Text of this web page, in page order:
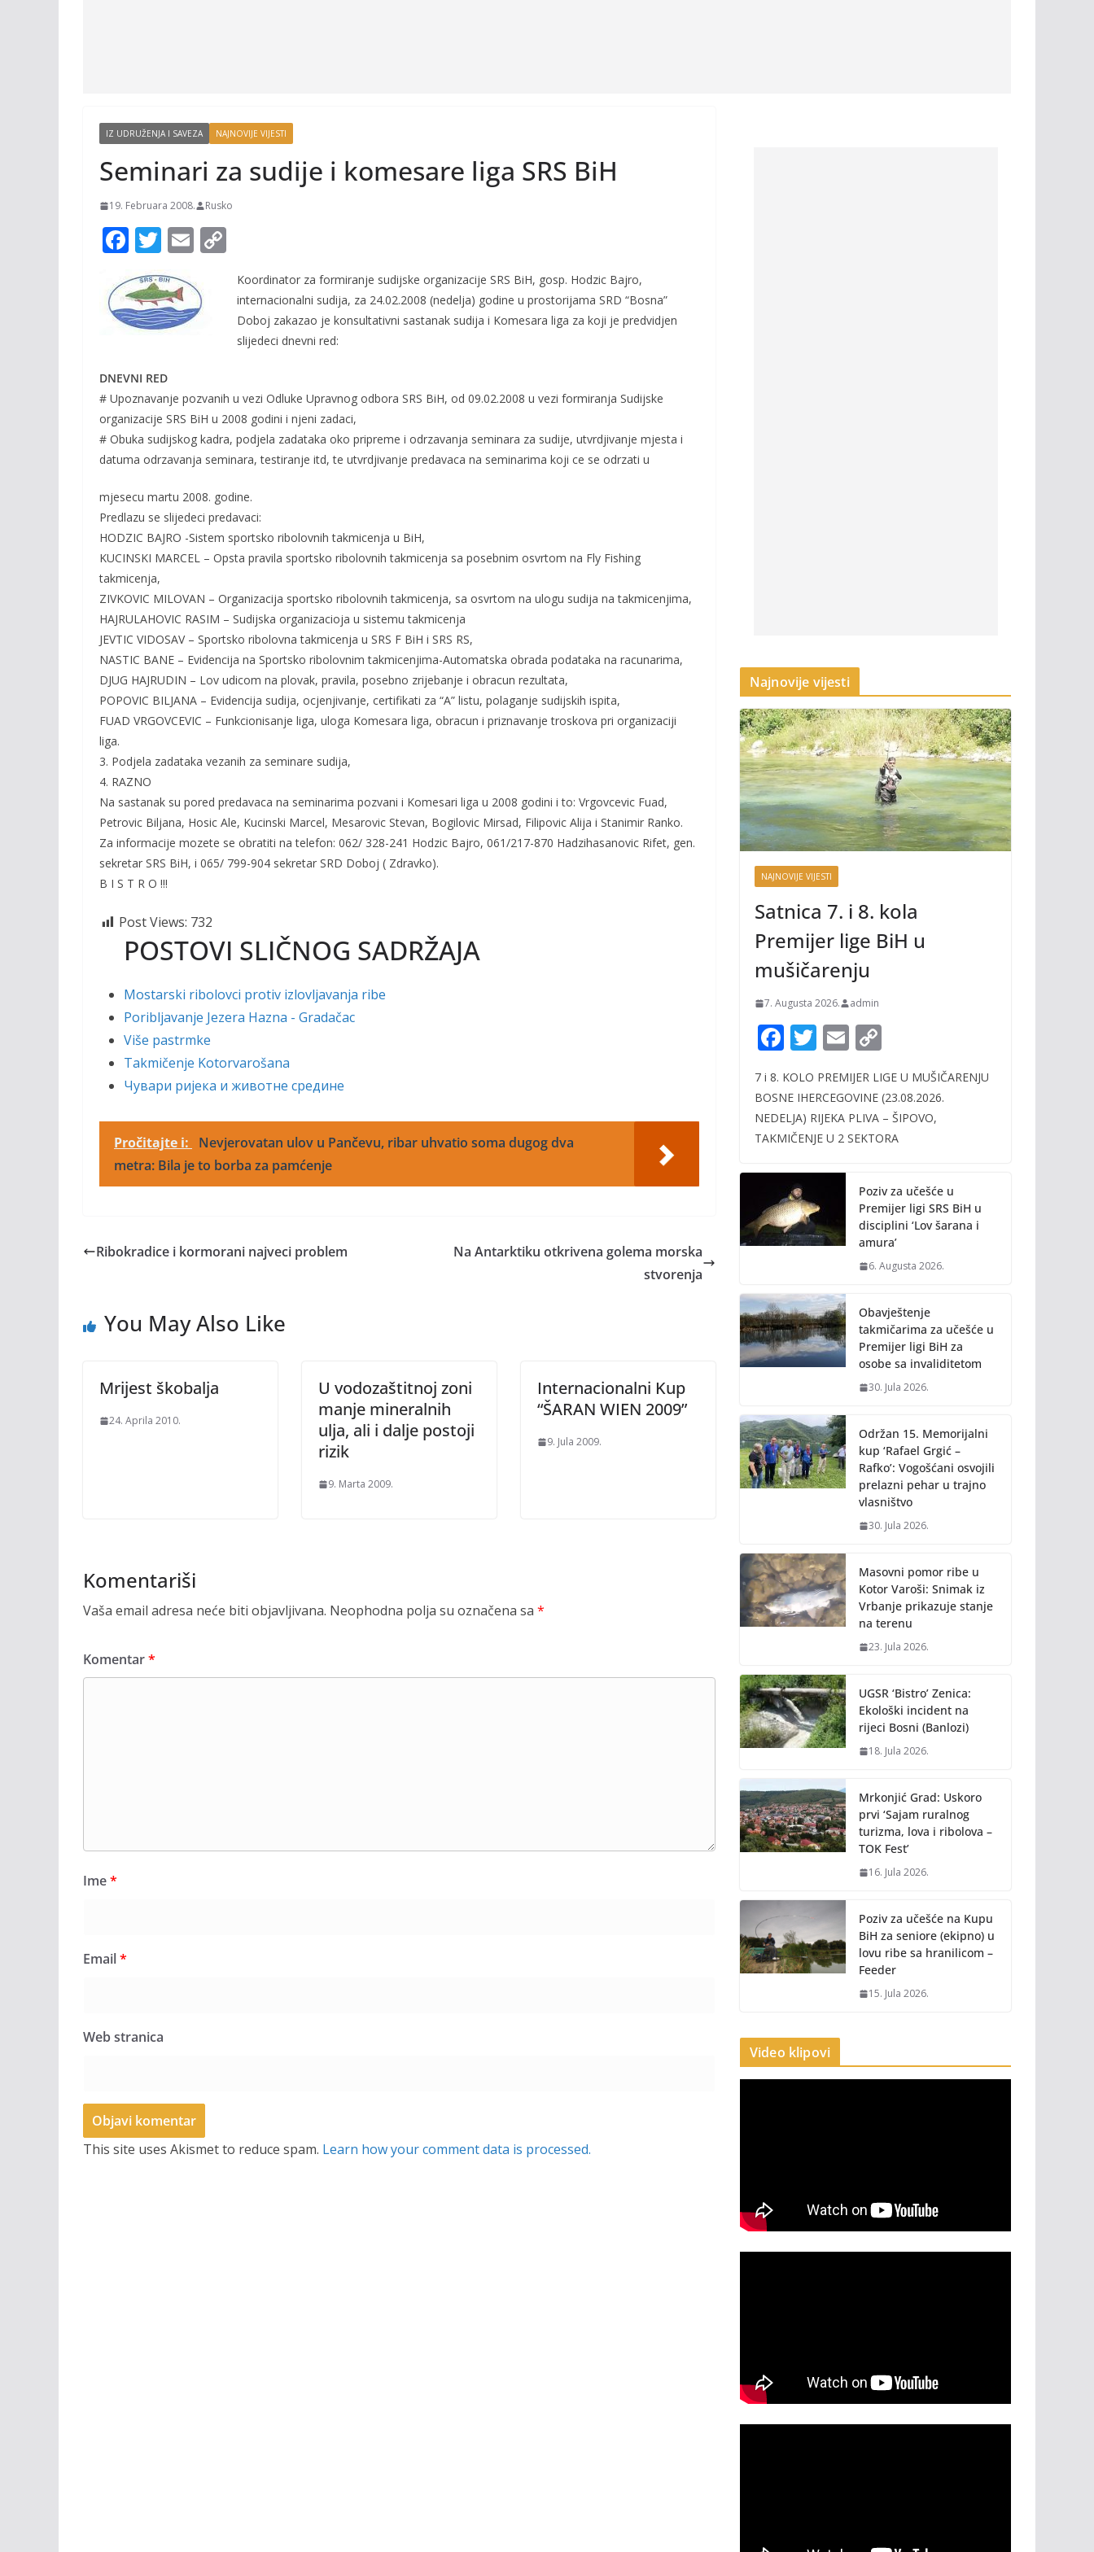
IZ UDRUŽENJA I SAVEZA NAJNOVIJE VIJESTI
Seminari za sudije i komesare liga SRS BiH
19. Februara 2008. Rusko
F
ac
e
b
o
k
T
w
itt
er
E
ai
l
p
y
Li
k
Koordinator za formiranje sudijske organizacije SRS BiH, gosp. Hodzic Bajro,
internacionalni sudija, za 24.02.2008 (nedelja) godine u prostorijama SRD “Bosna”
Doboj zakazao je konsultativni sastanak sudija i Komesara liga za koji je predvidjen
slijedeci dnevni red:
DNEVNI RED
# Upoznavanje pozvanih u vezi Odluke Upravnog odbora SRS BiH, od 09.02.2008 u vezi formiranja Sudijske
organizacije SRS BiH u 2008 godini i njeni zadaci,
# Obuka sudijskog kadra, podjela zadataka oko pripreme i odrzavanja seminara za sudije, utvrdjivanje mjesta i
datuma odrzavanja seminara, testiranje itd, te utvrdjivanje predavaca na seminarima koji ce se odrzati u
mjesecu martu 2008. godine.
Predlazu se slijedeci predavaci:
HODZIC BAJRO -Sistem sportsko ribolovnih takmicenja u BiH,
KUCINSKI MARCEL – Opsta pravila sportsko ribolovnih takmicenja sa posebnim osvrtom na Fly Fishing
takmicenja,
ZIVKOVIC MILOVAN – Organizacija sportsko ribolovnih takmicenja, sa osvrtom na ulogu sudija na takmicenjima,
HAJRULAHOVIC RASIM – Sudijska organizacioja u sistemu takmicenja
JEVTIC VIDOSAV – Sportsko ribolovna takmicenja u SRS F BiH i SRS RS,
NASTIC BANE – Evidencija na Sportsko ribolovnim takmicenjima-Automatska obrada podataka na racunarima,
DJUG HAJRUDIN – Lov udicom na plovak, pravila, posebno zrijebanje i obracun rezultata,
POPOVIC BILJANA – Evidencija sudija, ocjenjivanje, certifikati za “A” listu, polaganje sudijskih ispita,
FUAD VRGOVCEVIC – Funkcionisanje liga, uloga Komesara liga, obracun i priznavanje troskova pri organizaciji
liga.
3. Podjela zadataka vezanih za seminare sudija,
4. RAZNO
Na sastanak su pored predavaca na seminarima pozvani i Komesari liga u 2008 godini i to: Vrgovcevic Fuad,
Petrovic Biljana, Hosic Ale, Kucinski Marcel, Mesarovic Stevan, Bogilovic Mirsad, Filipovic Alija i Stanimir Ranko.
Za informacije mozete se obratiti na telefon: 062/ 328-241 Hodzic Bajro, 061/217-870 Hadzihasanovic Rifet, gen.
sekretar SRS BiH, i 065/ 799-904 sekretar SRD Doboj ( Zdravko).
B I S T R O !!!
Post Views: 732
POSTOVI SLIČNOG SADRŽAJA
Mostarski ribolovci protiv izlovljavanja ribe
Poribljavanje Jezera Hazna - Gradačac
Više pastrmke
Takmičenje Kotorvarošana
Чувари ријека и животне средине
Pročitajte i:
Nevjerovatan ulov u Pančevu, ribar uhvatio soma dugog dva
metra: Bila je to borba za pamćenje
Ribokradice i kormorani najveci problem
Na Antarktiku otkrivena golema morska
stvorenja
You May Also Like
Mrijest škobalja
24. Aprila 2010.
U vodozaštitnoj zoni
manje mineralnih
ulja, ali i dalje postoji
rizik
9. Marta 2009.
Internacionalni Kup
“ŠARAN WIEN 2009”
9. Jula 2009.
Komentariši
Vaša email adresa neće biti objavljivana. Neophodna polja su označena sa *
Komentar*
Ime*
Email*
Web stranica
This site uses Akismet to reduce spam. Learn how your comment data is processed.
Najnovije vijesti
NAJNOVIJE VIJESTI
Satnica 7. i 8. kola
Premijer lige BiH u
mušičarenju
7. Augusta 2026. admin
F
e
b
o
o
k
T
itt
er
E
ai
l
p
y
Li
k
7 i 8. KOLO PREMIJER LIGE U MUŠIČARENJU
BOSNE IHERCEGOVINE (23.08.2026.
NEDELJA) RIJEKA PLIVA – ŠIPOVO,
TAKMIČENJE U 2 SEKTORA
Poziv za učešće u
Premijer ligi SRS BiH u
disciplini ‘Lov šarana i
amura’
6. Augusta 2026.
Obavještenje
takmičarima za učešće u
Premijer ligi BiH za
osobe sa invaliditetom
30. Jula 2026.
Održan 15. Memorijalni
kup ‘Rafael Grgić –
Rafko’: Vogošćani osvojili
prelazni pehar u trajno
vlasništvo
30. Jula 2026.
Masovni pomor ribe u
Kotor Varoši: Snimak iz
Vrbanje prikazuje stanje
na terenu
23. Jula 2026.
UGSR ‘Bistro’ Zenica:
Ekološki incident na
rijeci Bosni (Banlozi)
18. Jula 2026.
Mrkonjić Grad: Uskoro
prvi ‘Sajam ruralnog
turizma, lova i ribolova –
TOK Fest’
16. Jula 2026.
Poziv za učešće na Kupu
BiH za seniore (ekipno) u
lovu ribe sa hranilicom –
Feeder
15. Jula 2026.
Video klipovi